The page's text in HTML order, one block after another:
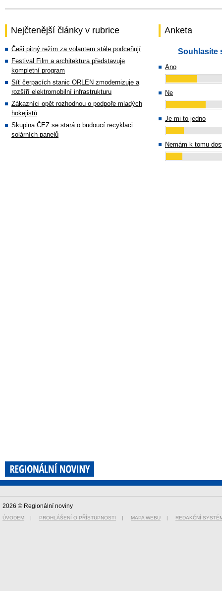
Nejčtenější články v rubrice
Češi pitný režim za volantem stále podceňují
Festival Film a architektura představuje
kompletní program
Síť čerpacích stanic ORLEN zmodernizuje a
rozšíří elektromobilní infrastrukturu
Zákazníci opět rozhodnou o podpoře mladých
hokejistů
Skupina ČEZ se stará o budoucí recyklaci
solárních panelů
Anketa
Souhlasíte
Ano
Ne
Je mi to jedno
Nemám k tomu
2026 © Regionální noviny
ÚVODEM | PROHLÁŠENÍ O PŘÍSTUPNOSTI | MAPA WEBU | REDAKČNÍ